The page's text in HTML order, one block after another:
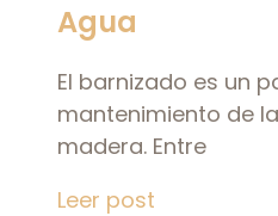
Agua
El barnizado es un
mantenimiento de
madera. Entre
Leer post